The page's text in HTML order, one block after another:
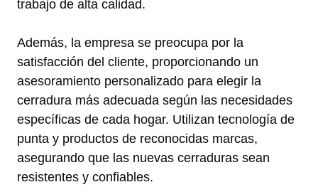
trabajo de alta calidad.
Además, la empresa se preocupa por la
satisfacción del cliente, proporcionando un
asesoramiento personalizado para elegir la
cerradura más adecuada según las necesidades
específicas de cada hogar. Utilizan tecnología de
punta y productos de reconocidas marcas,
asegurando que las nuevas cerraduras sean
resistentes y confiables.